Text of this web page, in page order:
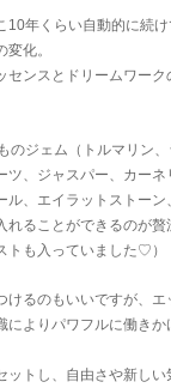
10年くらい自動的に続
化。
センスとドリームワーク
のジェム（トルマリン
ツ、ジャスパー、カー
ル、エイラットストー
れることができるのが贅
トも入っていました♡）
けるのもいいですが、エ
によりパワフルに働き
ットし、自由さや新しい